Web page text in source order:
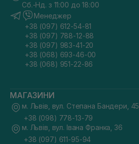
Сб.-Нд. з 11:00 до 18:00
Менеджер
+38 (097) 612-54-81
+38 (097) 788-12-88
+38 (097) 983-41-20
+38 (068) 693-46-00
+38 (068) 951-22-86
МАГАЗИНИ
м. Львів, вул. Степана Бандери, 45
+38 (098) 778-13-79
м. Львів, вул. Івана Франка, 36
+38 (097) 611-95-94